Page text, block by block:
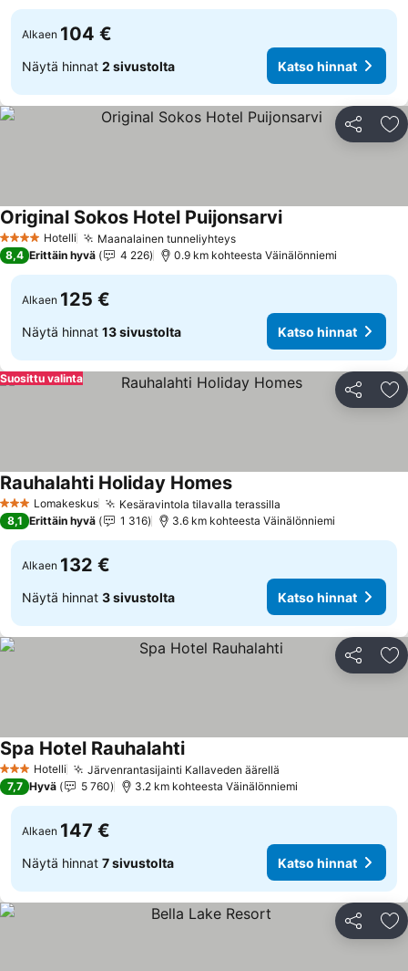
Alkaen 104 €
Näytä hinnat 2 sivustolta Katso hinnat
Jaa
4 Tähtiluokitus
Hotelli Maanalainen tunneliyhteysKatso hinnat
Original Sokos Hotel PuijonsarviKatso hinnat
8,4 Erittäin hyvä 4 226 0.9 km kohteesta Väinälönniemi
Alkaen 125 €
Näytä hinnat 13 sivustolta Katso hinnat
Jaa
Suosittu valinta
3 Tähtiluokitus
Lomakeskus Kesäravintola tilavalla terassilla
Rauhalahti Holiday HomesKatso hinnat
8,1 Erittäin hyvä 1 316 3.6 km kohteesta Väinälönniemi
Alkaen 132 €
Näytä hinnat 3 sivustolta Katso hinnat
Jaa
3 Tähtiluokitus
Hotelli Järvenrantasijainti Kallaveden äärellä
Spa Hotel RauhalahtiKatso hinnat
7,7 Hyvä 5 760 3.2 km kohteesta Väinälönniemi
Alkaen 147 €
Näytä hinnat 7 sivustolta Katso hinnat
Jaa